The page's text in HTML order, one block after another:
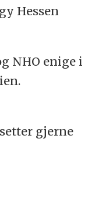
du også
ulike
Hessen
NHO enige i
gjerne